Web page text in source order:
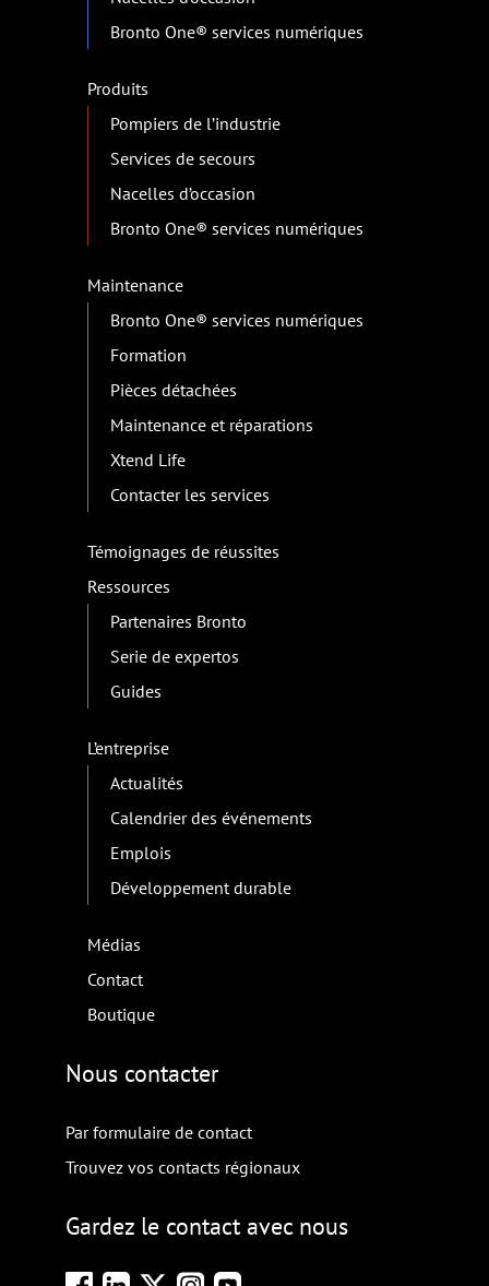
Bronto One® services numériques
Produits
Pompiers de l’industrie
Services de secours
Nacelles d’occasion
Bronto One® services numériques
Maintenance
Bronto One® services numériques
Formation
Pièces détachées
Maintenance et réparations
Xtend Life
Contacter les services
Témoignages de réussites
Ressources
Partenaires Bronto
Serie de expertos
Guides
L’entreprise
Actualités
Calendrier des événements
Emplois
Développement durable
Médias
Contact
Boutique
Nous contacter
Par formulaire de contact
Trouvez vos contacts régionaux
Gardez le contact avec nous